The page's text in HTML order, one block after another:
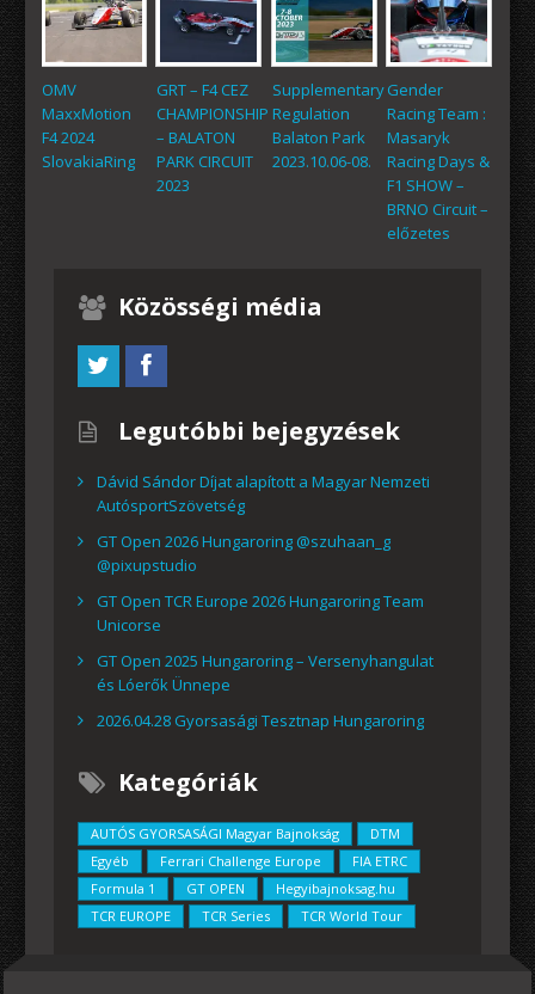
OMV
MaxxMotion
F4 2024
SlovakiaRing
GRT – F4 CEZ
CHAMPIONSHIP
– BALATON
PARK CIRCUIT
2023
Supplementary
Regulation
Balaton Park
2023.10.06-08.
Gender
Racing Team :
Masaryk
Racing Days &
F1 SHOW –
BRNO Circuit –
előzetes
Közösségi média
Legutóbbi bejegyzések
Dávid Sándor Díjat alapított a Magyar Nemzeti
AutósportSzövetség
GT Open 2026 Hungaroring @szuhaan_g
@pixupstudio
GT Open TCR Europe 2026 Hungaroring Team
Unicorse
GT Open 2025 Hungaroring – Versenyhangulat
és Lóerők Ünnepe
2026.04.28 Gyorsasági Tesztnap Hungaroring
Kategóriák
AUTÓS GYORSASÁGI Magyar Bajnokság
DTM
Egyéb
Ferrari Challenge Europe
FIA ETRC
Formula 1
GT OPEN
Hegyibajnoksag.hu
TCR EUROPE
TCR Series TCR World Tour